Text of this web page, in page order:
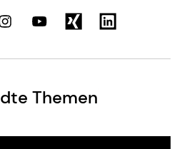
Themen